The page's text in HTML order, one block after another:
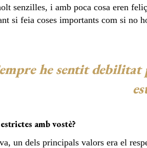
senzilles, i amb poca cosa eren
si feia coses importants com si no
he sentit debilitat
amb vostè?
un dels principals valors era el